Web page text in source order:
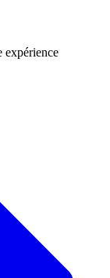
expérience